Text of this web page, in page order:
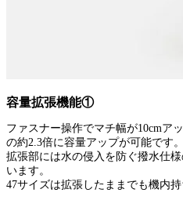
容量拡張機能①
ファスナー操作でマチ幅が10cmア
の約2.3倍に容量アップが可能です。
拡張部には水の侵入を防ぐ撥水仕
います。
47サイズは拡張したままでも機内